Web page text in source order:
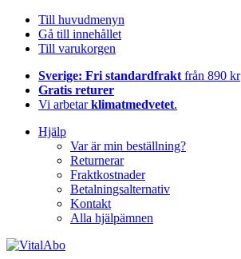
Till huvudmenyn
Gå till innehållet
Till varukorgen
Sverige: Fri standardfrakt från 890 kr
Gratis returer
Vi arbetarklimatmedvetet.
Hjälp
Var är min beställning?
Returnerar
Fraktkostnader
Betalningsalternativ
Kontakt
Alla hjälpämnen